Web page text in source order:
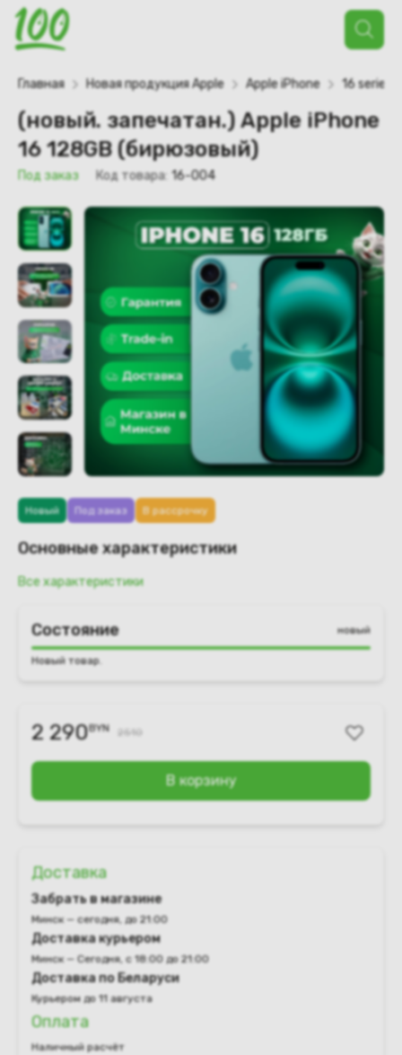
Поиск
товаров
Главная Новая продукция Apple Apple iPhone 16 series
(новый. запечатан.) Apple iPhone
16 128GB (бирюзовый)
Под заказ Код товара: 16-004
Новый Под заказ В рассрочку
Основные характеристики
Все характеристики
Состояние новый
Новый товар.
2 290BYN 2510
В корзину
Доставка
Забрать в магазине
Минск — сегодня, до 21:00
Доставка курьером
Минск — Сегодня, с 18:00 до 21:00
Доставка по Беларуси
Курьером до 11 августа
Оплата
Наличный расчёт